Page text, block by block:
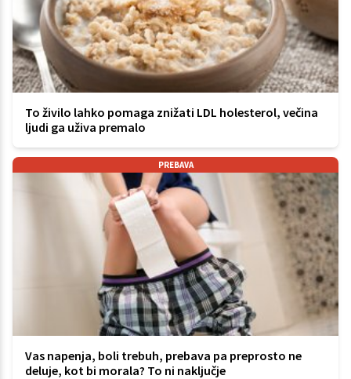
To živilo lahko pomaga znižati LDL holesterol, večina
ljudi ga uživa premalo
PREBAVA
Vas napenja, boli trebuh, prebava pa preprosto ne
deluje, kot bi morala? To ni naključje